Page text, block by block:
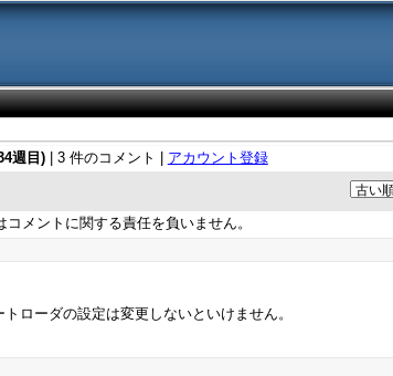
週目)| 3 件のコメント | アカウント登録
コメントに関する責任を負いません。
ローダの設定は変更しないといけません。